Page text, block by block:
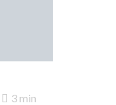
3 min